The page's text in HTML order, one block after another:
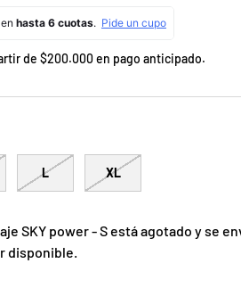
de $200.000 en pago anticipado.
L XL
SKY power - S está agotado y se
disponible.